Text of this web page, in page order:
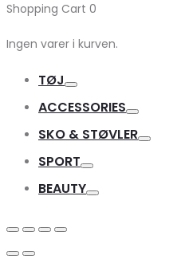
Shopping Cart 0
Ingen varer i kurven.
TØJ
ACCESSORIES
SKO & STØVLER
SPORT
BEAUTY